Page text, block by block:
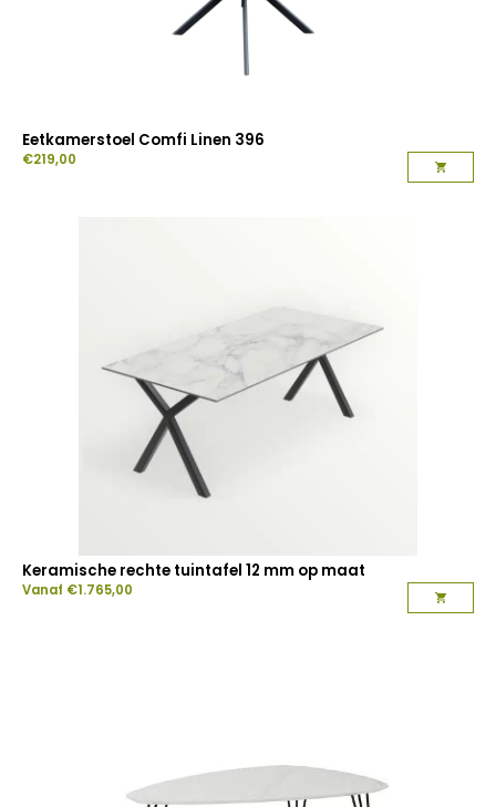
Eetkamerstoel Comfi Linen 396
€219,00
Keramische rechte tuintafel 12 mm op maat
Vanaf €1.765,00